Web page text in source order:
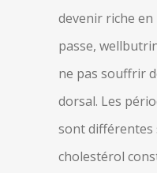
devenir riche
passe,
ne pas souffrir
dorsal. Les
sont différentes
cholestérol